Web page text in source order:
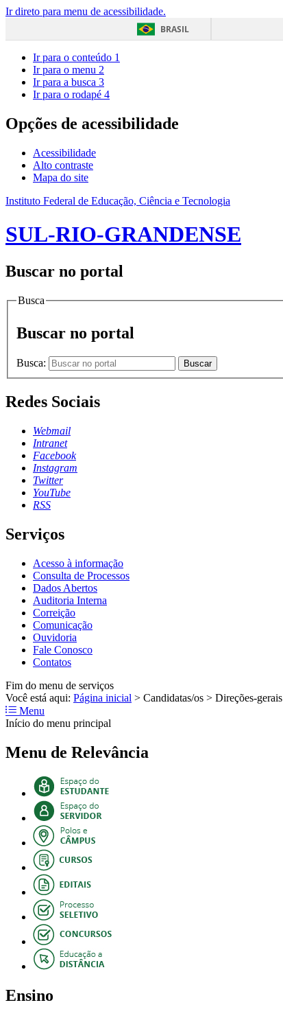
Ir direto para menu de acessibilidade.
BRASIL
Ir para o conteúdo 1
Ir para o menu 2
Ir para a busca 3
Ir para o rodapé 4
Opções de acessibilidade
Acessibilidade
Alto contraste
Mapa do site
Instituto Federal de Educação, Ciência e Tecnologia
SUL-RIO-GRANDENSE
Buscar no portal
Busca
Buscar no portal
Busca: Buscar
Redes Sociais
Webmail
Intranet
Facebook
Instagram
Twitter
YouTube
RSS
Serviços
Acesso à informação
Consulta de Processos
Dados Abertos
Auditoria Interna
Correição
Comunicação
Ouvidoria
Fale Conosco
Contatos
Fim do menu de serviços
Você está aqui: Página inicial > Candidatas/os > Direções-gerais
Menu
Início do menu principal
Menu de Relevância
Ensino